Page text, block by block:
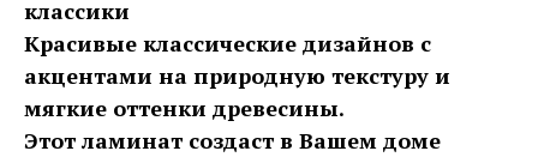
классики
Красивые классические дизайнов с
акцентами на природную текстуру и
мягкие оттенки древесины.
Этот ламинат создаст в Вашем доме